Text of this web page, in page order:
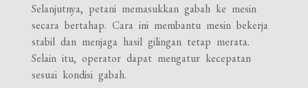
Selanjutnya, petani memasukkan gabah ke mesin
secara bertahap. Cara ini membantu mesin bekerja
stabil dan menjaga hasil gilingan tetap merata.
Selain itu, operator dapat mengatur kecepatan
sesuai kondisi gabah.